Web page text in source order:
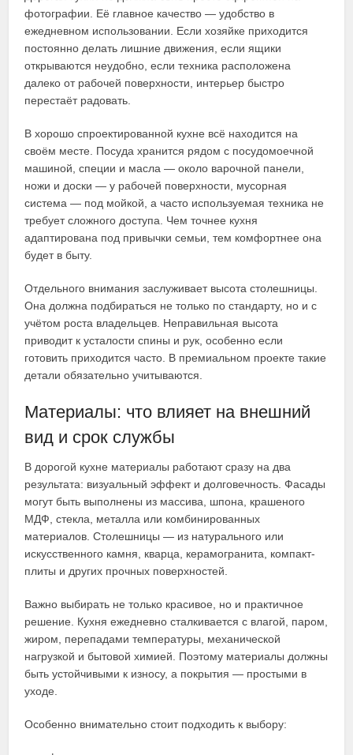
фотографии. Её главное качество — удобство в
ежедневном использовании. Если хозяйке приходится
постоянно делать лишние движения, если ящики
открываются неудобно, если техника расположена
далеко от рабочей поверхности, интерьер быстро
перестаёт радовать.
В хорошо спроектированной кухне всё находится на
своём месте. Посуда хранится рядом с посудомоечной
машиной, специи и масла — около варочной панели,
ножи и доски — у рабочей поверхности, мусорная
система — под мойкой, а часто используемая техника не
требует сложного доступа. Чем точнее кухня
адаптирована под привычки семьи, тем комфортнее она
будет в быту.
Отдельного внимания заслуживает высота столешницы.
Она должна подбираться не только по стандарту, но и с
учётом роста владельцев. Неправильная высота
приводит к усталости спины и рук, особенно если
готовить приходится часто. В премиальном проекте такие
детали обязательно учитываются.
Материалы: что влияет на внешний
вид и срок службы
В дорогой кухне материалы работают сразу на два
результата: визуальный эффект и долговечность. Фасады
могут быть выполнены из массива, шпона, крашеного
МДФ, стекла, металла или комбинированных
материалов. Столешницы — из натурального или
искусственного камня, кварца, керамогранита, компакт-
плиты и других прочных поверхностей.
Важно выбирать не только красивое, но и практичное
решение. Кухня ежедневно сталкивается с влагой, паром,
жиром, перепадами температуры, механической
нагрузкой и бытовой химией. Поэтому материалы должны
быть устойчивыми к износу, а покрытия — простыми в
уходе.
Особенно внимательно стоит подходить к выбору: